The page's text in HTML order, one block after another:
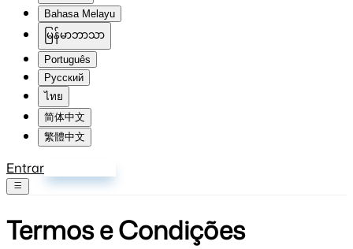
Bahasa Melayu
မြန်မာဘာသာ
Português
Русский
ไทย
简体中文
繁體中文
Entrar
Termos eCondições